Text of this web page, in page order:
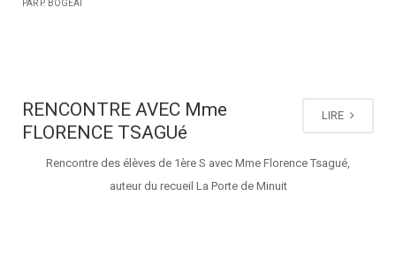
PAR P. BOGEAT
LIRE
RENCONTRE AVEC Mme
FLORENCE TSAGUé
Rencontre des élèves de 1ère S avec Mme Florence Tsagué,
auteur du recueil La Porte de Minuit